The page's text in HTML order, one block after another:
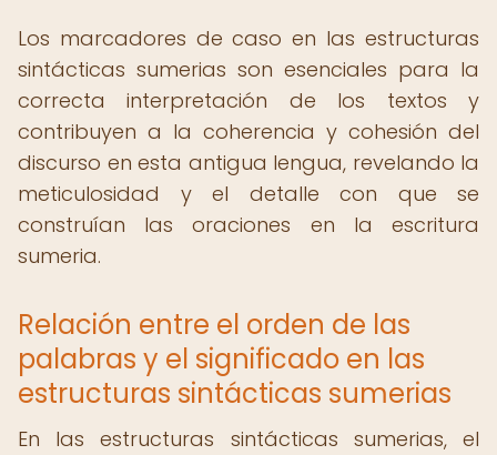
Los marcadores de caso en las estructuras
sintácticas sumerias son esenciales para la
correcta interpretación de los textos y
contribuyen a la coherencia y cohesión del
discurso en esta antigua lengua, revelando la
meticulosidad y el detalle con que se
construían las oraciones en la escritura
sumeria.
Relación entre el orden de las
palabras y el significado en las
estructuras sintácticas sumerias
En las estructuras sintácticas sumerias, el